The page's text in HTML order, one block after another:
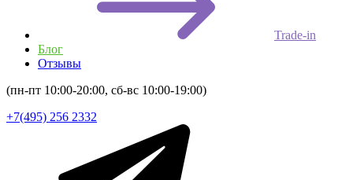
Trade-in
Блог
Отзывы
(пн-пт 10:00-20:00, сб-вс 10:00-19:00)
+7(495) 256 2332